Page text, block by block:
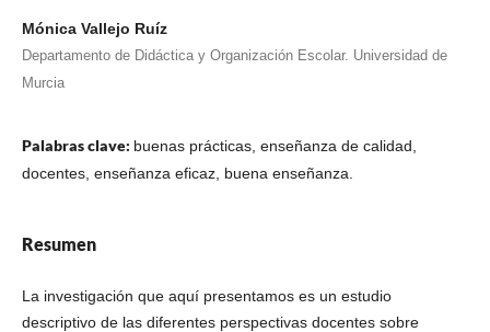
Mónica Vallejo Ruíz
Departamento de Didáctica y Organización Escolar. Universidad de
Murcia
Palabras clave: buenas prácticas, enseñanza de calidad,
docentes, enseñanza eficaz, buena enseñanza.
Resumen
La investigación que aquí presentamos es un estudio
descriptivo de las diferentes perspectivas docentes sobre